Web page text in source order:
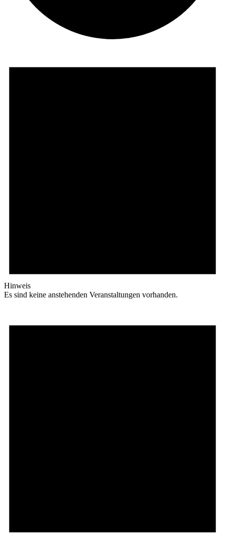
Hinweis
Es sind keine anstehenden Veranstaltungen vorhanden.